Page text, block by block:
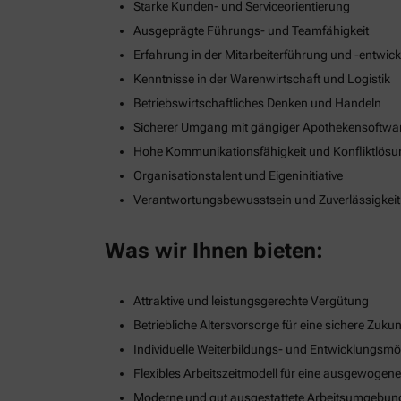
Starke Kunden- und Serviceorientierung
Ausgeprägte Führungs- und Teamfähigkeit
Erfahrung in der Mitarbeiterführung und -
Kenntnisse in der Warenwirtschaft und Logistik
Betriebswirtschaftliches Denken und Handeln
Sicherer Umgang mit gängiger
Hohe Kommunikationsfähigkeit und
Organisationstalent und Eigeninitiative
Verantwortungsbewusstsein und Zuverlässigkeit
Was wir Ihnen bieten:
Attraktive und leistungsgerechte Vergütung
Betriebliche Altersvorsorge für eine sichere
Individuelle Weiterbildungs- und
Flexibles Arbeitszeitmodell für eine
Moderne und gut ausgestattete